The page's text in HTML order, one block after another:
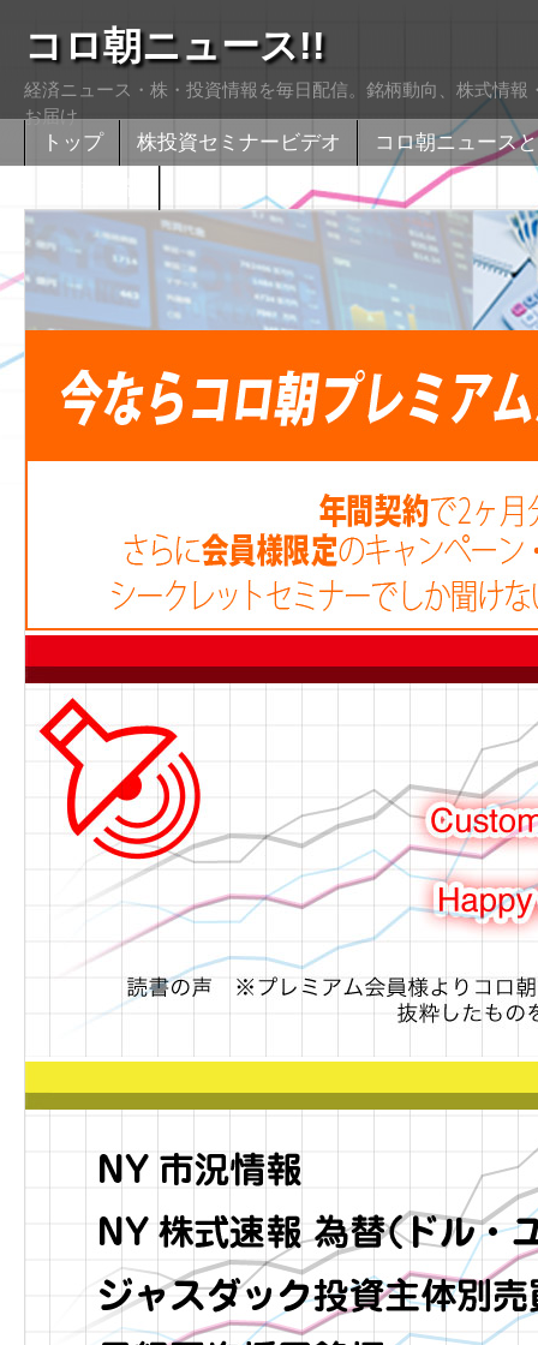
コロ朝ニュース!!
経済ニュース・株・投資情報を毎日配信。銘柄動向、株式情
お届け
トップ 株投資セミナービデオ
コロ朝ニュース